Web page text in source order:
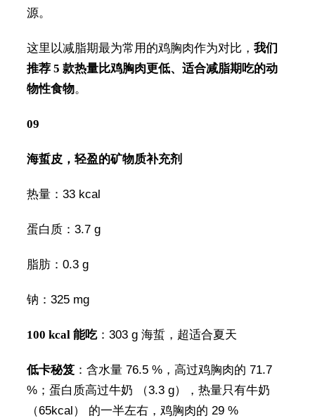
源。
这里以减脂期最为常用的鸡胸肉作为对比， 我们
推荐 5 款热量比鸡胸肉更低、适合减脂期吃的动
物性食物。
09
海蜇皮，轻盈的矿物质补充剂
热量：33 kcal
蛋白质：3.7 g
脂肪：0.3 g
钠：325 mg
100 kcal 能吃：303 g 海蜇，超适合夏天
低卡秘笈：含水量 76.5 %，高过鸡胸肉的 71.7
%；蛋白质高过牛奶 （3.3 g），热量只有牛奶
（65kcal） 的一半左右，鸡胸肉的 29 %